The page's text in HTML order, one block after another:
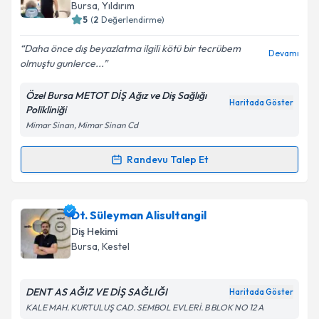
Bursa, Yıldırım
5 (2 Değerlendirme)
Daha önce dış beyazlatma ilgili kötü bir tecrübem
olmuştu gunlerce...
Devamı
Özel Bursa METOT DİŞ Ağız ve Diş Sağlığı
Polikliniği
Haritada Göster
Mimar Sinan, Mimar Sinan Cd
Randevu Talep Et
Randevu Takvimi Talebi
Uzm. Dt. Mustafa Oğuz Arslaniçin randevu takvimi
talebi oluşturun. Size bu uzmandan randevu almanız
için bir takvim hazırlandığında e-posta ile
bilgilendireceğiz.
E-posta Adresiniz
Dt. Süleyman Alisultangil
Diş Hekimi
Bursa, Kestel
DENT AS AĞIZ VE DİŞ SAĞLIĞI Haritada Göster
KALE MAH. KURTULUŞ CAD. SEMBOL EVLERİ. B BLOK NO 12 A